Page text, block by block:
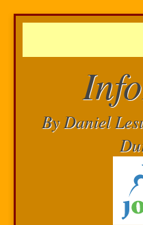
By Daniel